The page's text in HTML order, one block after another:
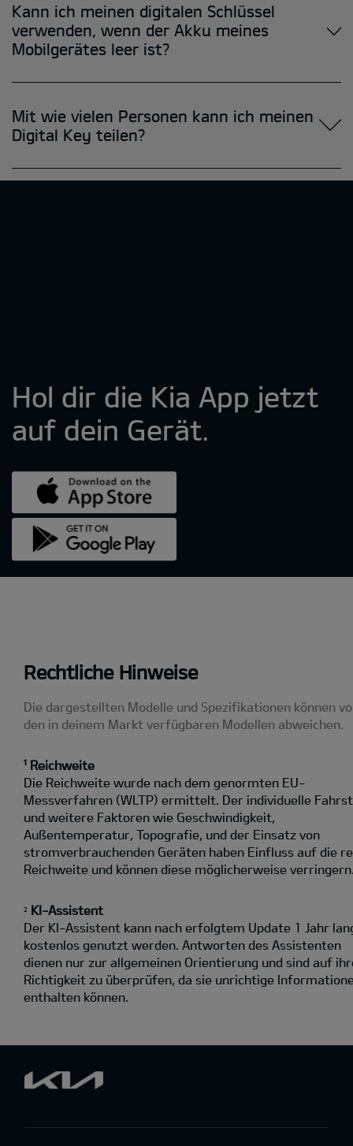
Rechtliche Hinweise
Die dargestellten Modelle und Spezifikationen können
den in deinem Markt verfügbaren Modellen abweichen.
¹ Reichweite
Die Reichweite wurde nach dem genormten EU-
Messverfahren (WLTP) ermittelt. Der individuelle
und weitere Faktoren wie Geschwindigkeit,
Außentemperatur, Topografie‚ und der Einsatz von
stromverbrauchenden Geräten haben Einfluss auf die
Reichweite und können diese möglicherweise
2 KI-Assistent
Der KI-Assistent kann nach erfolgtem Update 1 Jahr
kostenlos genutzt werden. Antworten des Assistenten
dienen nur zur allgemeinen Orientierung und sind auf
Richtigkeit zu überprüfen, da sie unrichtige
enthalten können.